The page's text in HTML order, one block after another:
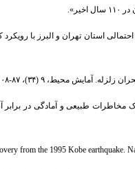
نعیمه (۱۳۹۴). برنامه بازتوانی کالبدی زلزله
علی (۱۳۹۵). بررسی نقش مردم بومی در درک
from the 1995 Kobe earthquake.